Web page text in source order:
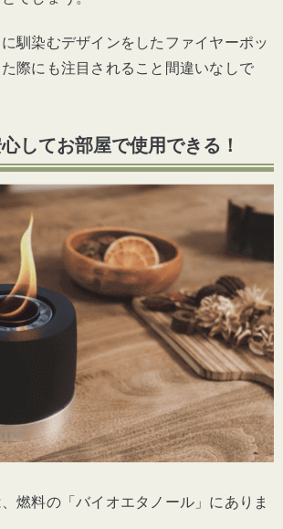
馴染むデザインをしたファイヤーポッ
際にも注目されること間違いなしで
してお部屋で使用できる！
燃料の「バイオエタノール」にありま